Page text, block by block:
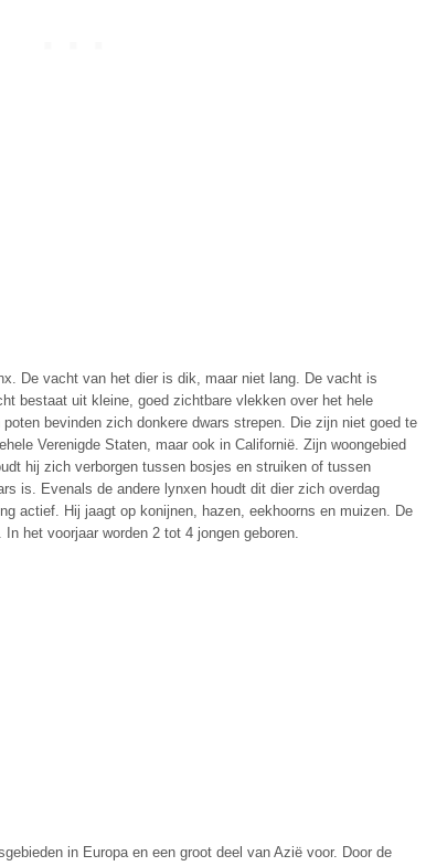
De vacht van het dier is dik, maar niet lang. De vacht is
bestaat uit kleine, goed zichtbare vlekken over het hele
bevinden zich donkere dwars strepen. Die zijn niet goed te
Verenigde Staten, maar ook in Californië. Zijn woongebied
hij zich verborgen tussen bosjes en struiken of tussen
is. Evenals de andere lynxen houdt dit dier zich overdag
actief. Hij jaagt op konijnen, hazen, eekhoorns en muizen. De
het voorjaar worden 2 tot 4 jongen geboren.
in Europa en een groot deel van Azië voor. Door de